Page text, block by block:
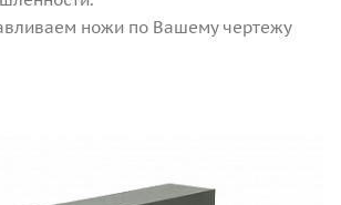
ножи по Вашему чертежу